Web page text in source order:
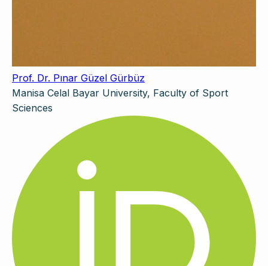
Prof. Dr. Pınar Güzel Gürbüz
Manisa Celal Bayar University, Faculty of Sport
Sciences